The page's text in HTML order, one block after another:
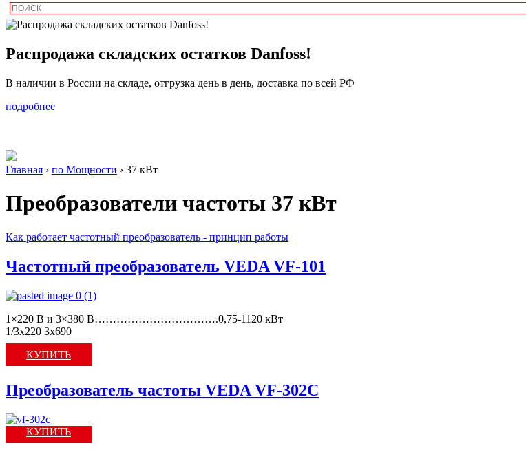
Распродажа складских остатков Danfoss!
В наличии в России на складе, отгрузка день в день, доставка по всей РФ
подробнее
Главная › по Мощности › 37 кВт
Преобразователи частоты 37 кВт
Как работает частотный преобразователь - принцип работы
Частотный преобразователь VEDA VF-101
1×220 В и 3×380 В…………………………….0,75-1120 кВт
1/3x220 3х690
КУПИТЬ
Преобразователь частоты VEDA VF-302C
КУПИТЬ